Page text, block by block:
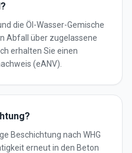
die Öl-Wasser-Gemische
Abfall über zugelassene
erhalten Sie einen
(eANV).
Beschichtung nach WHG
erneut in den Beton